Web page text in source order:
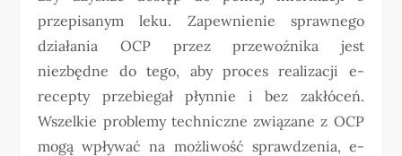
przepisanym leku. Zapewnienie sprawnego
działania OCP przez przewoźnika jest
niezbędne do tego, aby proces realizacji e-
recepty przebiegał płynnie i bez zakłóceń.
Wszelkie problemy techniczne związane z OCP
mogą wpływać na możliwość sprawdzenia, e-